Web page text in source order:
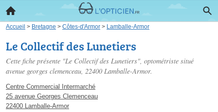
Accueil > Bretagne > Côtes-d'Armor > Lamballe-Armor
Le Collectif des Lunetiers
Cette fiche présente "Le Collectif des Lunetiers", optométriste situé
avenue georges clemenceau, 22400 Lamballe-Armor.
Centre Commercial Intermarché
25 avenue Georges Clemenceau
22400 Lamballe-Armor